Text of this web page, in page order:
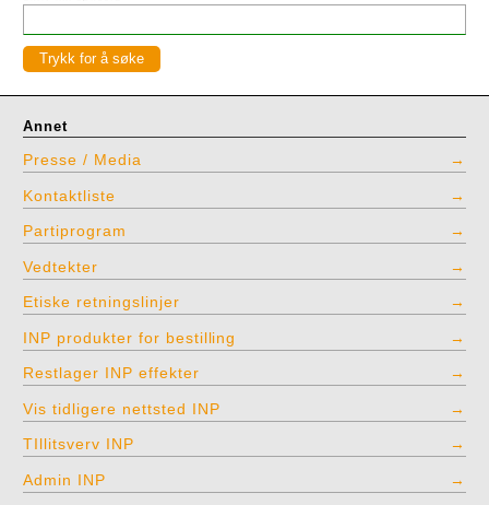
Annet
Presse / Media
Kontaktliste
Partiprogram
Vedtekter
Etiske retningslinjer
INP produkter for bestilling
Restlager INP effekter
Vis tidligere nettsted INP
TIllitsverv INP
Admin INP